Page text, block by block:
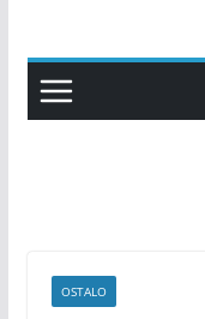
content
OSTALO